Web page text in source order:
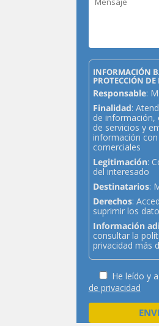
INFORMACIÓN
PROTECCIÓN DE
Responsable:
Finalidad:
de información,
de servicios y
información
comerciales
Legitimación:
del interesado
Destinatarios:
Derechos:
suprimir los
Información
consultar la
privacidad más
He leído y
de privacidad